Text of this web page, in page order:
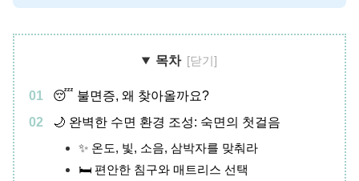
목차
😴 불면증, 왜 찾아올까요?
🌙 완벽한 수면 환경 조성: 숙면의 첫걸음
✨ 온도, 빛, 소음, 삼박자를 맞춰라
🛏️ 편안한 침구와 매트리스 선택